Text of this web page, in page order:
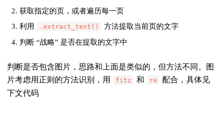
获取指定的页，或者遍历每一页
利用
.extract_text()
方法提取当前页的文字
判断 “战略” 是否在提取的文字中
判断是否包含图片，思路和上面是类似的，但方法不同。图
片考虑用正则的方法识别，用
fitz 和 re
配合，具体见
下文代码